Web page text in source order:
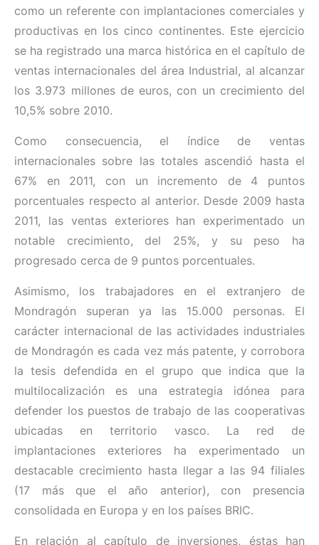
como un referente con implantaciones comerciales y
productivas en los cinco continentes. Este ejercicio
se ha registrado una marca histórica en el capítulo de
ventas internacionales del área Industrial, al alcanzar
los 3.973 millones de euros, con un crecimiento del
10,5% sobre 2010.
Como consecuencia, el índice de ventas
internacionales sobre las totales ascendió hasta el
67% en 2011, con un incremento de 4 puntos
porcentuales respecto al anterior. Desde 2009 hasta
2011, las ventas exteriores han experimentado un
notable crecimiento, del 25%, y su peso ha
progresado cerca de 9 puntos porcentuales.
Asimismo, los trabajadores en el extranjero de
Mondragón superan ya las 15.000 personas. El
carácter internacional de las actividades industriales
de Mondragón es cada vez más patente, y corrobora
la tesis defendida en el grupo que indica que la
multilocalización es una estrategia idónea para
defender los puestos de trabajo de las cooperativas
ubicadas en territorio vasco. La red de
implantaciones exteriores ha experimentado un
destacable crecimiento hasta llegar a las 94 filiales
(17 más que el año anterior), con presencia
consolidada en Europa y en los países BRIC.
En relación al capítulo de inversiones, éstas han